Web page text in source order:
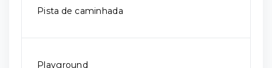
Pista de caminhada
Playground